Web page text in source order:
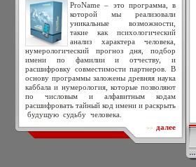
ProName – это программа, в
которой мы реализовали
уникальные возможности,
такие как психологический
анализ характера человека,
нумерологический прогноз дня, подбор
имени по фамилии и отчеству, и
расшифровку совместимости партнеров. В
основу программы заложены древняя наука
каббала и нумерология, которые позволяют
по числовым и алфавитным кодам
расшифровать тайный код имени и раскрыть
будущую судьбу человека.
>> далее